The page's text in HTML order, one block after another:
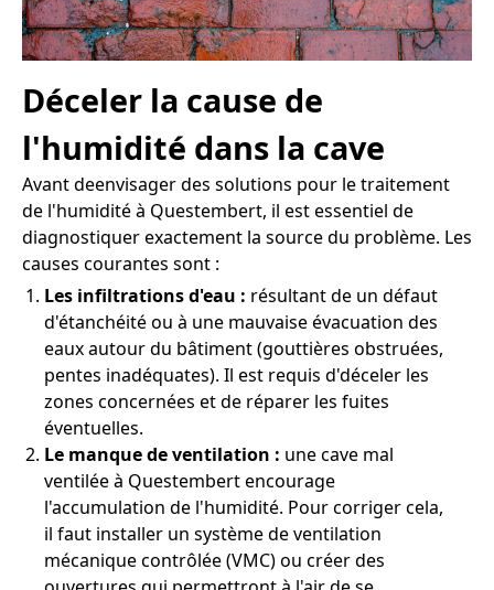
Déceler la cause de
l'humidité dans la cave
Avant deenvisager des solutions pour le traitement
de l'humidité à Questembert, il est essentiel de
diagnostiquer exactement la source du problème. Les
causes courantes sont :
Les infiltrations d'eau : résultant de un défaut
d'étanchéité ou à une mauvaise évacuation des
eaux autour du bâtiment (gouttières obstruées,
pentes inadéquates). Il est requis d'déceler les
zones concernées et de réparer les fuites
éventuelles.
Le manque de ventilation : une cave mal
ventilée à Questembert encourage
l'accumulation de l'humidité. Pour corriger cela,
il faut installer un système de ventilation
mécanique contrôlée (VMC) ou créer des